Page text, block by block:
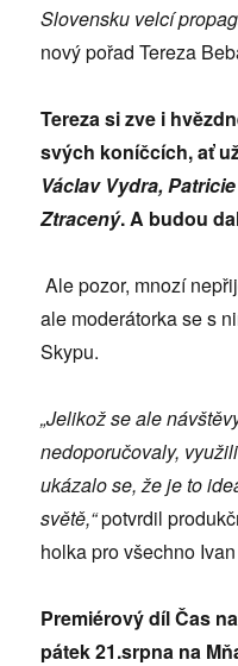
Slovensku velcí
nový pořad Tereza
Tereza si zve i
svých koníčcích, ať
Václav Vydra,
Ztracený. A budou
Ale pozor, mnozí
ale moderátorka se s
Skypu.
„Jelikož se ale
nedoporučovaly,
ukázalo se, že je to
světě,“potvrdil
holka pro všechno
Premiérový díl Čas
pátek 21.srpna na